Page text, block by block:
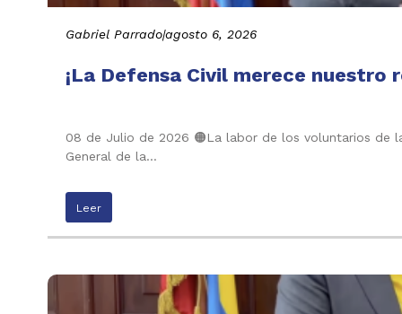
Gabriel Parrado|agosto 6, 2026
¡La Defensa Civil merece
08 de Julio de 2026 🟠La labor de los voluntarios de
General de la…
Leer